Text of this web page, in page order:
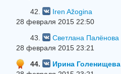
42.
Iren Ažogina
28 февраля 2015 22:50
43.
Светлана Палёнова
28 февраля 2015 23:21
44.
Ирина Голенищева